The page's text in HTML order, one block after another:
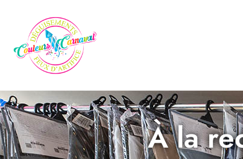
À la